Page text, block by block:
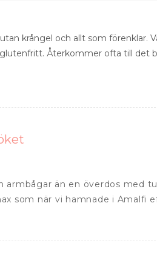
krångel och allt som förenklar.
Återkommer ofta till det
armbågar än en överdos med
som när vi hamnade i Amalfi